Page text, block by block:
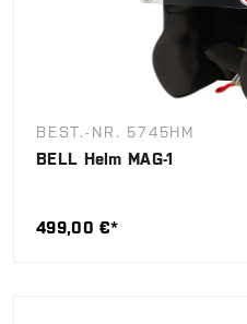
BEST.-NR. 5745HM
BELL Helm MAG-1
499,00 €*